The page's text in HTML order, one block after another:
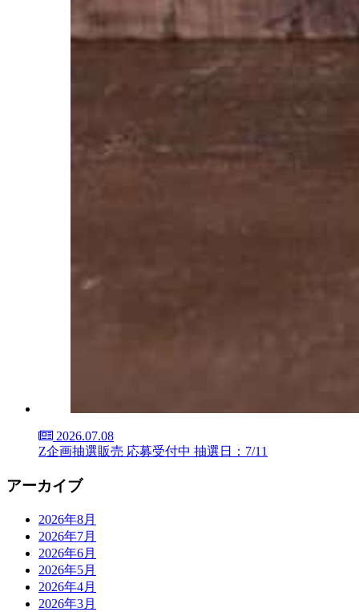
2026.07.08
Z企画抽選販売 応募受付中 抽選日：7/11
アーカイブ
2026年8月
2026年7月
2026年6月
2026年5月
2026年4月
2026年3月